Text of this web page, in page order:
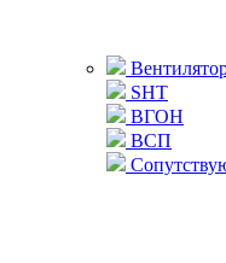
SHT
ВГОН
ВСП